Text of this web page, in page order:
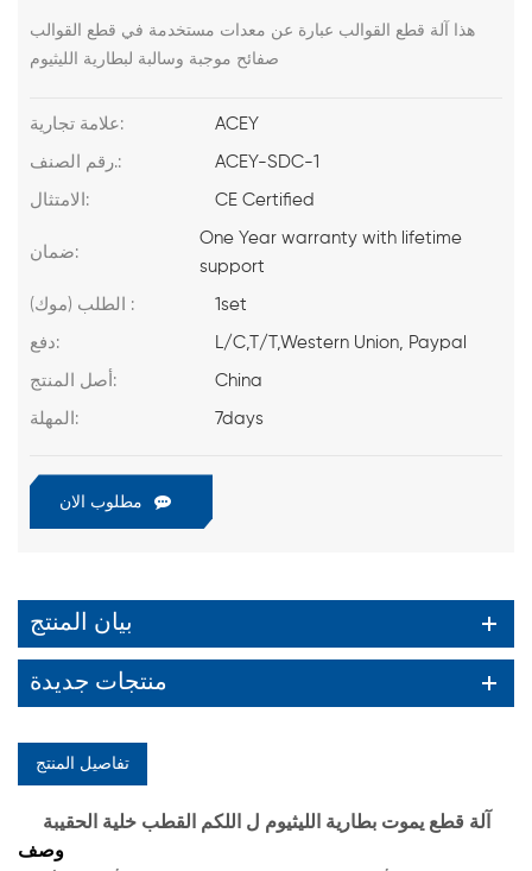
هذا آلة قطع القوالب عبارة عن معدات مستخدمة في قطع القوالب
صفائح موجبة وسالبة لبطارية الليثيوم
علامة تجارية: ACEY
رقم الصنف.: ACEY-SDC-1
الامتثال: CE Certified
ضمان:
One Year warranty with lifetime
support
الطلب (موك) : 1set
دفع: L/C,T/T,Western Union, Paypal
أصل المنتج: China
المهلة: 7days
مطلوب الان
بيان المنتج
منتجات جديدة
تفاصيل المنتج
آلة قطع يموت بطارية الليثيوم ل اللكم القطب خلية الحقيبة
وصف